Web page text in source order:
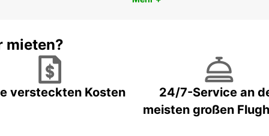
mieten?
versteckten Kosten
24/7-Service an
meisten großen